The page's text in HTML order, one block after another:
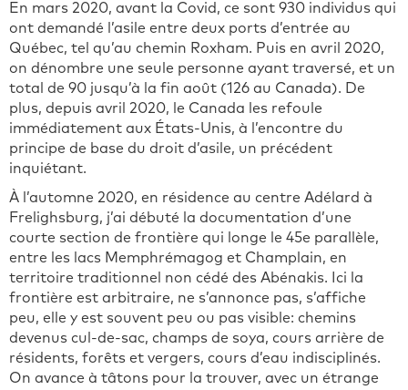
En mars 2020, avant la Covid, ce sont 930 individus qui
ont demandé l’asile entre deux ports d’entrée au
Québec, tel qu’au chemin Roxham. Puis en avril 2020,
on dénombre une seule personne ayant traversé, et un
total de 90 jusqu’à la fin août (126 au Canada). De
plus, depuis avril 2020, le Canada les refoule
immédiatement aux États-Unis, à l’encontre du
principe de base du droit d’asile, un précédent
inquiétant.
À l’automne 2020, en résidence au centre Adélard à
Frelighsburg, j’ai débuté la documentation d’une
courte section de frontière qui longe le 45e parallèle,
entre les lacs Memphrémagog et Champlain, en
territoire traditionnel non cédé des Abénakis. Ici la
frontière est arbitraire, ne s’annonce pas, s’affiche
peu, elle y est souvent peu ou pas visible: chemins
devenus cul-de-sac, champs de soya, cours arrière de
résidents, forêts et vergers, cours d’eau indisciplinés.
On avance à tâtons pour la trouver, avec un étrange